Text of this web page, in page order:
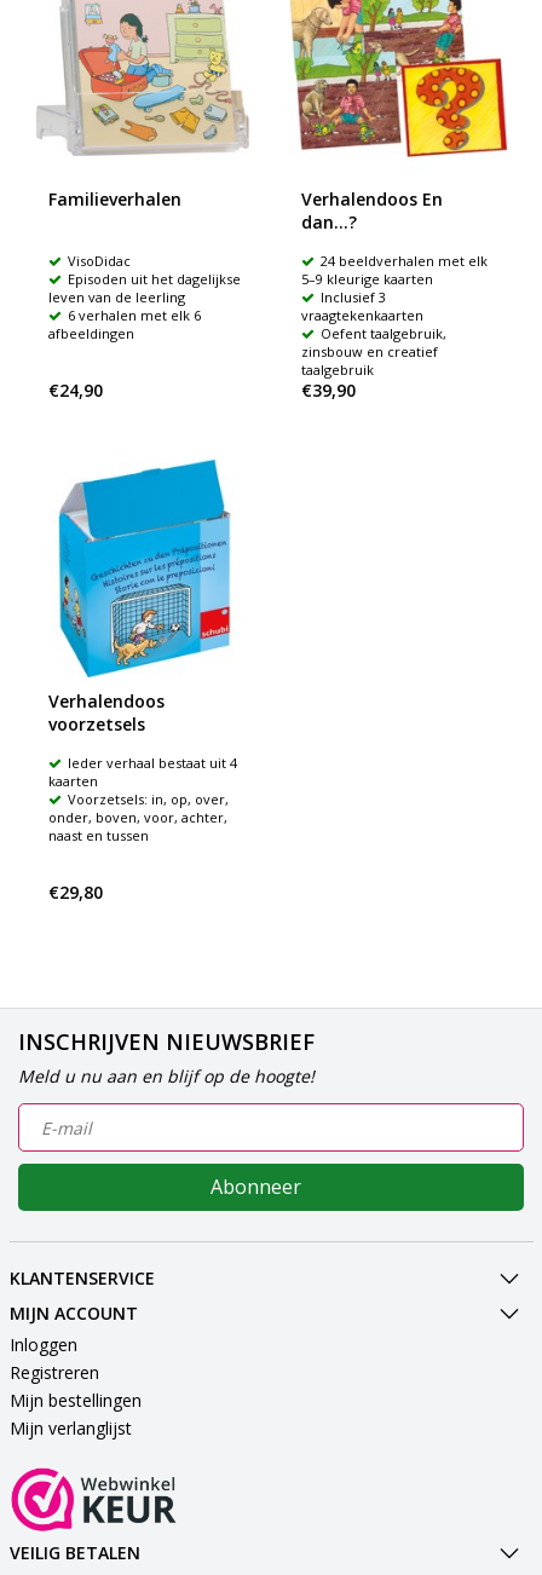
Familieverhalen
VisoDidac
Episoden uit het dagelijkse
leven van de leerling
6 verhalen met elk 6
afbeeldingen
€24,90
Verhalendoos En
dan...?
24 beeldverhalen met elk
5–9 kleurige kaarten
Inclusief 3
vraagtekenkaarten
Oefent taalgebruik,
zinsbouw en creatief
taalgebruik
€39,90
Verhalendoos
voorzetsels
Ieder verhaal bestaat uit 4
kaarten
Voorzetsels: in, op, over,
onder, boven, voor, achter,
naast en tussen
€29,80
INSCHRIJVEN NIEUWSBRIEF
Meld u nu aan en blijf op de hoogte!
Abonneer
KLANTENSERVICE
MIJN ACCOUNT
Inloggen
Registreren
Mijn bestellingen
Mijn verlanglijst
VEILIG BETALEN